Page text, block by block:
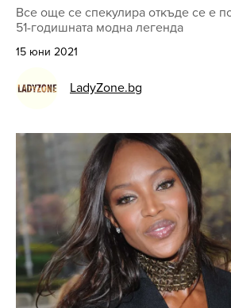
Все още се спекулира откъде се е
51-годишната модна легенда
15 юни 2021
LadyZone.bg